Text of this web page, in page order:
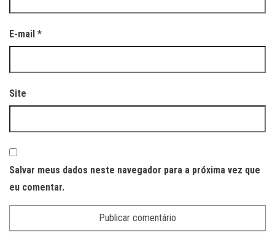
E-mail *
Site
Salvar meus dados neste navegador para a próxima vez que
eu comentar.